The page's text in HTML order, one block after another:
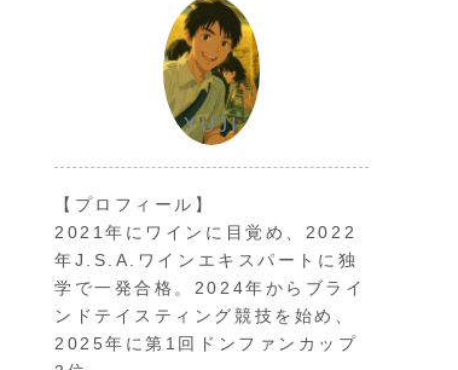
YUJI
【プロフィール】
2021年にワインに目覚め、2022
年J.S.A.ワインエキスパートに独
学で一発合格。2024年からブライ
ンドテイスティング競技を始め、
2025年に第1回ドンファンカップ